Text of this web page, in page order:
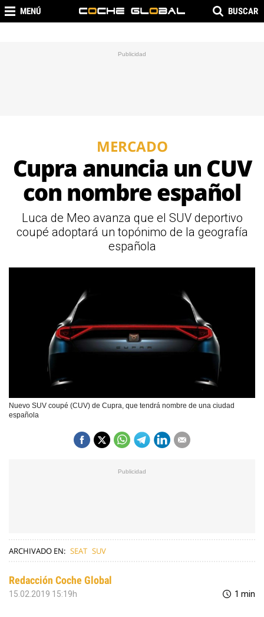
MENÚ BUSCAR
MERCADO
Cupra anuncia un CUV
con nombre español
Luca de Meo avanza que el SUV deportivo
coupé adoptará un topónimo de la geografía
española
Nuevo SUV coupé (CUV) de Cupra, que tendrá nombre de una ciudad
española
ARCHIVADO EN: SEAT SUV
Redacción Coche Global
15.02.2019 15:19h 1 min